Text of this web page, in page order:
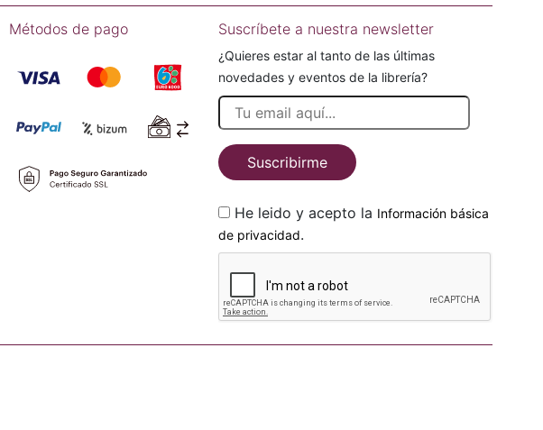
Métodos de pago Suscríbete a nuestra newsletter
¿Quieres estar al tanto de las últimas
novedades y eventos de la librería?
Suscribirme
He leido y acepto la Información básica
de privacidad.